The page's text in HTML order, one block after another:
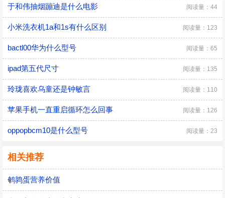
于和伟抽烟蹦迪是什么电影 阅读量：44
小米洗衣机1a和1s有什么区别 阅读量：123
bactl00华为什么型号 阅读量：65
ipad第五代尺寸 阅读量：135
玲珑喜欢乌童还是钟敏言 阅读量：110
苹果手机一直重启循环怎么回事 阅读量：126
oppopbcm10是什么型号 阅读量：23
相关推荐
鹌鹑蛋营养价值